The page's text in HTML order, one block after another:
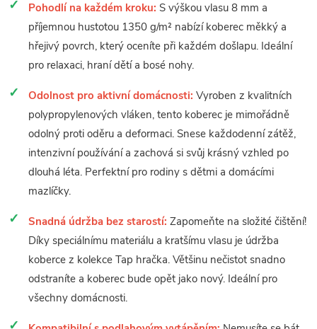
Pohodlí na každém kroku: S výškou vlasu 8 mm a
příjemnou hustotou 1350 g/m² nabízí koberec měkký a
hřejivý povrch, který oceníte při každém došlapu. Ideální
pro relaxaci, hraní dětí a bosé nohy.
Odolnost pro aktivní domácnosti: Vyroben z kvalitních
polypropylenových vláken, tento koberec je mimořádně
odolný proti oděru a deformaci. Snese každodenní zátěž,
intenzivní používání a zachová si svůj krásný vzhled po
dlouhá léta. Perfektní pro rodiny s dětmi a domácími
mazlíčky.
Snadná údržba bez starostí: Zapomeňte na složité čištění!
Díky speciálnímu materiálu a kratšímu vlasu je údržba
koberce z kolekce Tap hračka. Většinu nečistot snadno
odstraníte a koberec bude opět jako nový. Ideální pro
všechny domácnosti.